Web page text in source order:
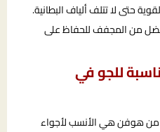
حتى لا تتلف ألياف البطانية.
من المجفف للحفاظ على
للجو في
من هوفن هي الأنسب لأجواء